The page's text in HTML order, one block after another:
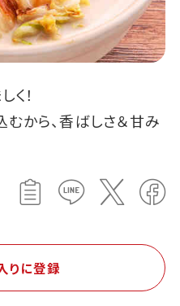
！
から、香ばしさ＆甘み
りに登録